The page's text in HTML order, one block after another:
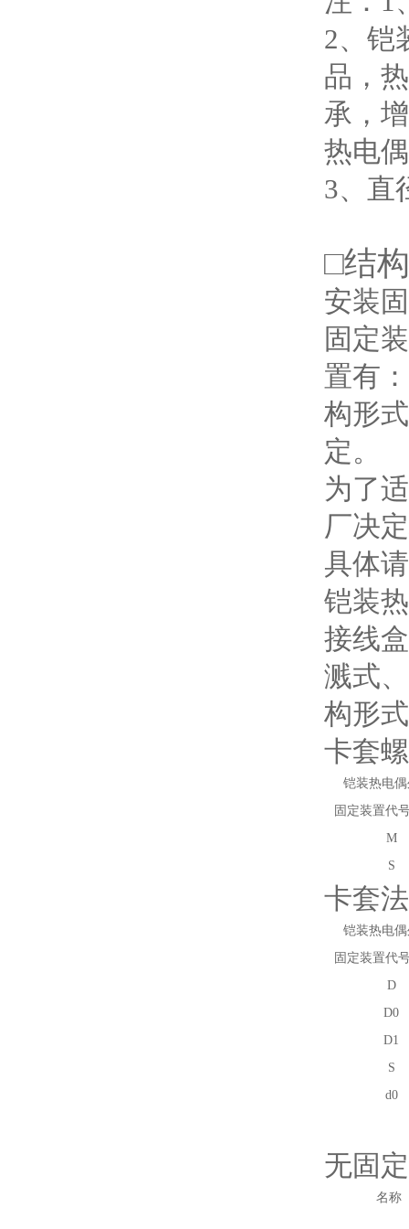
2、铠
品，
承，
热电
3、直
□结
安装
固定
置有
构形
定。
为了
厂决
具体
铠装
接线
溅式
构形
卡套
铠装热电
固定装置代
M
S
卡套
铠装热电
固定装置代
D
D0
D1
S
d0
无固
名称